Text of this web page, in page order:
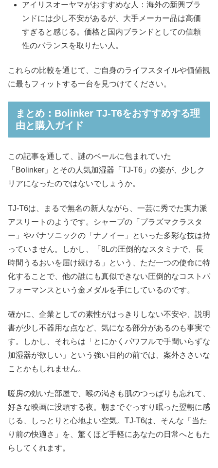
アイリスオーヤマがおすすめな人：海外の新興ブラ
ンドには少し不安があるが、大手メーカー品は高価
すぎると感じる。価格と国内ブランドとしての信頼
性のバランスを取りたい人。​
これらの比較を通じて、ご自身のライフスタイルや価値観
に最もフィットする一台を見つけてください。
まとめ：Bolinker TJ-T6をおすすめする理
由と購入ガイド
この記事を通して、謎のベールに包まれていた
「Bolinker」とその人気加湿器「TJ-T6」の姿が、少しク
リアになったのではないでしょうか。
TJ-T6は、まるで無名の新人ながら、一芸に秀でた実力派
アスリートのようです。シャープの「プラズマクラスタ
ー」やパナソニックの「ナノイー」といった多彩な技は持
っていません。しかし、「8Lの圧倒的なスタミナで、長
時間うるおいを届け続ける」という、ただ一つの使命に特
化することで、他の誰にも真似できない圧倒的なコストパ
フォーマンスという金メダルを手にしているのです。
確かに、企業としての素性がはっきりしない不安や、説明
書が少し不器用な点など、気になる部分があるのも事実で
す。しかし、それらは「とにかくパワフルで手間いらずな
加湿器が欲しい」という強い目的の前では、案外ささいな
ことかもしれません。
暖房の効いた部屋で、喉の渇きも肌のつっぱりも忘れて、
好きな映画に没頭する夜。朝までぐっすり眠った翌朝に感
じる、しっとりと心地よい空気。TJ-T6は、そんな「当た
り前の快適さ」を、驚くほど手軽にあなたの日常へともた
らしてくれます。